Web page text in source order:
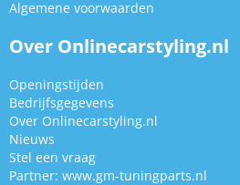
Algemene voorwaarden
Over Onlinecarstyling.nl
Openingstijden
Bedrijfsgegevens
Over Onlinecarstyling.nl
Nieuws
Stel een vraag
Partner: www.gm-tuningparts.nl